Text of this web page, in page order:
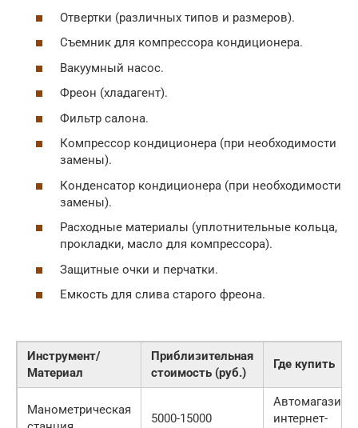
Отвертки (различных типов и размеров).
Съемник для компрессора кондиционера.
Вакуумный насос.
Фреон (хладагент).
Фильтр салона.
Компрессор кондиционера (при необходимости
замены).
Конденсатор кондиционера (при необходимости
замены).
Расходные материалы (уплотнительные кольца,
прокладки, масло для компрессора).
Защитные очки и перчатки.
Емкость для слива старого фреона.
Инструмент/
Материал
Приблизительная
стоимость (руб.)
Где купить
Манометрическая
5000-15000
Автомагазин,
интернет-